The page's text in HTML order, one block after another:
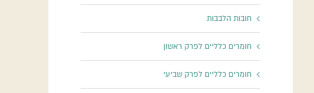
חובות הלבבות
חומרים כלליים לפרק ראשון
חומרים כלליים לפרק שביעי